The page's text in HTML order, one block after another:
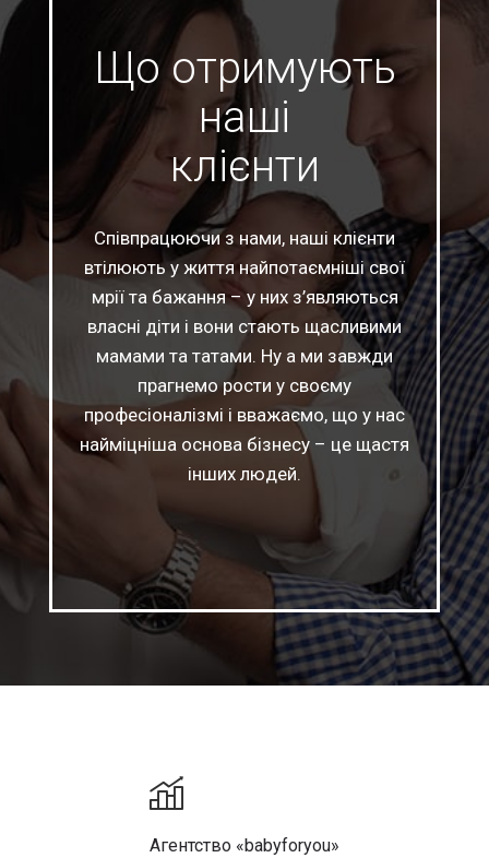
Що отримують
наші
клієнти
Співпрацюючи з нами, наші клієнти
втілюють у життя найпотаємніші свої
мрії та бажання – у них з’являються
власні діти і вони стають щасливими
мамами та татами. Ну а ми завжди
прагнемо рости у своєму
професіоналізмі і вважаємо, що у нас
найміцніша основа бізнесу – це щастя
інших людей.
Агентство «babyforyou»